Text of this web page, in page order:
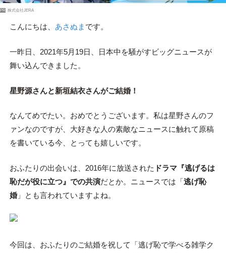
PR 株式会社JERA
こんにちは、 あさぬま です。
一昨日、2021年5月19日、日本中を騒がすビッグニュースが
舞い込んできました。
星野源さんと新垣結衣さんがご結婚！
なんてめでたい。おめでとうございます。私は星野さんのフ
ァンなのですが、大好きな人の素敵なニュースに触れて原稿
を書いている今、とっても嬉しいです。
おふたりの出会いは、2016年に放送された ドラマ『逃げるは
恥だが役に立つ』での共演だとか。ニュースでは「逃げ恥
婚」とも言われていますよね。
今回は、おふたりのご結婚を祝して「逃げ恥で学べる雑学ク